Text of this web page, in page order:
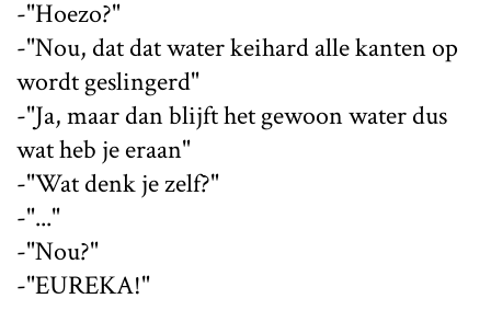
-"Hoezo?"
-"Nou, dat dat water keihard alle kanten op
wordt geslingerd"
-"Ja, maar dan blijft het gewoon water dus
wat heb je eraan"
-"Wat denk je zelf?"
-"..."
-"Nou?"
-"EUREKA!"